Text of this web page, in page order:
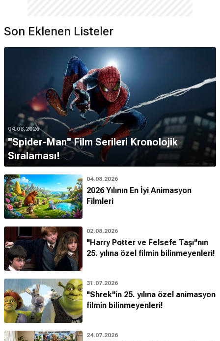
Son Eklenen Listeler
04.08.2026
''Spider-Man'' Film Serileri Kronolojik
Sıralaması!
04.08.2026
2026 Yılının En İyi Animasyon
Filmleri
02.08.2026
"Harry Potter ve Felsefe Taşı"nın
25. yılına özel filmin bilinmeyenleri!
31.07.2026
"Shrek"in 25. yılına özel animasyon
filmin bilinmeyenleri!
24.07.2026